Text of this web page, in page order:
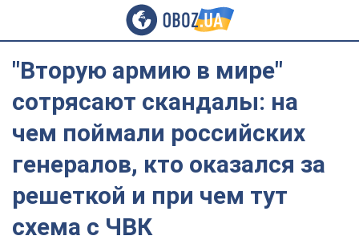
"Вторую армию в мире"
сотрясают скандалы: на
чем поймали российских
генералов, кто оказался за
решеткой и при чем тут
схема с ЧВК